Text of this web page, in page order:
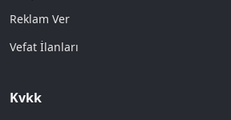
Reklam Ver
Vefat İlanları
Kvkk